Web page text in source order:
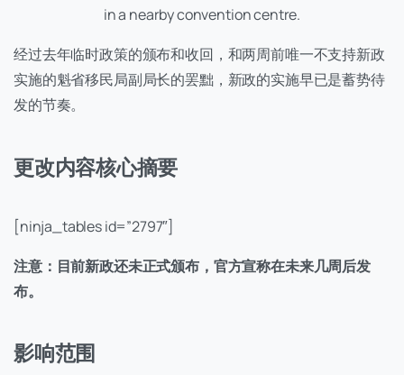
in a nearby convention centre.
经过去年临时政策的颁布和收回，和两周前唯一不支持新政
实施的魁省移民局副局长的罢黜，新政的实施早已是蓄势待
发的节奏。
更改内容核心摘要
[ninja_tables id=”2797″]
注意：目前新政还未正式颁布，官方宣称在未来几周后发
布。
影响范围